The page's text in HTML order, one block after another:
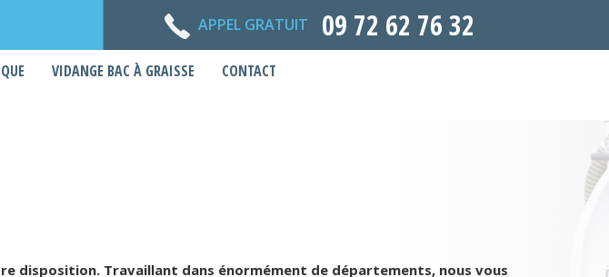
APPEL GRATUIT 09 72 62 76 32
VIDANGE BAC À GRAISSE CONTACT
disposition. Travaillant dans énormément de départements, nous vous